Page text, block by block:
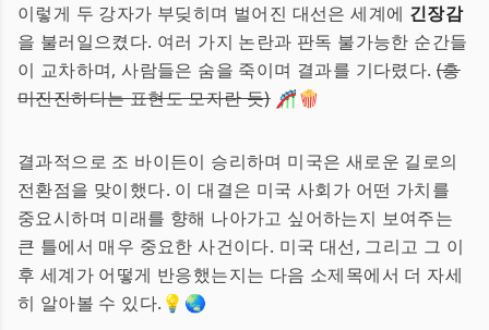
이렇게 두 강자가 부딪히며 벌어진 대선은 세계에 긴장감
을 불러일으켰다. 여러 가지 논란과 판독 불가능한 순간들
이 교차하며, 사람들은 숨을 죽이며 결과를 기다렸다. (흥
미진진하다는 표현도 모자란 듯)🎢🍿
결과적으로 조 바이든이 승리하며 미국은 새로운 길로의
전환점을 맞이했다. 이 대결은 미국 사회가 어떤 가치를
중요시하며 미래를 향해 나아가고 싶어하는지 보여주는
큰 틀에서 매우 중요한 사건이다. 미국 대선, 그리고 그 이
후 세계가 어떻게 반응했는지는 다음 소제목에서 더 자세
히 알아볼 수 있다.💡🌏